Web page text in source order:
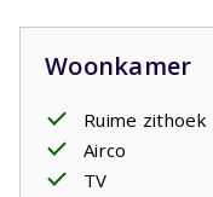
zodat u ook tijdens
bent voorzien.
Woonkamer
Ruime zithoek
Airco
TV